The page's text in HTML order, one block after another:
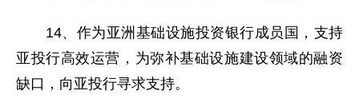
14、作为亚洲基础设施投资银行成员国，支持
亚投行高效运营，为弥补基础设施建设领域的融资
缺口，向亚投行寻求支持。